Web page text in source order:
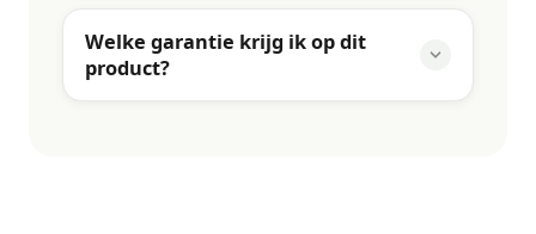
Welke garantie krijg ik op dit
product?